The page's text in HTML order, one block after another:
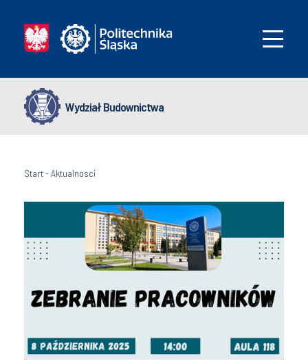
Wydział Budownictwa
Start-Aktualnosci